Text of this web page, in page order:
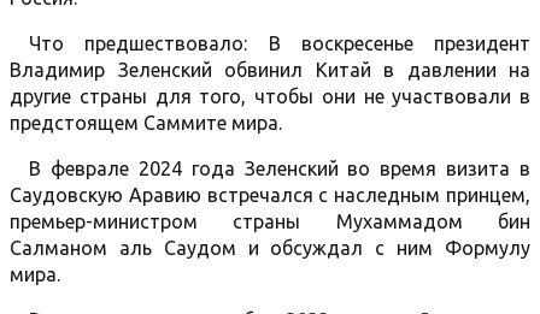
Что предшествовало: В воскресенье президент
Владимир Зеленский обвинил Китай в давлении на
другие страны для того, чтобы они не участвовали в
предстоящем Саммите мира.
В феврале 2024 года Зеленский во время визита в
Саудовскую Аравию встречался с наследным принцем,
премьер-министром страны Мухаммадом бин
Салманом аль Саудом и обсуждал с ним Формулу
мира.